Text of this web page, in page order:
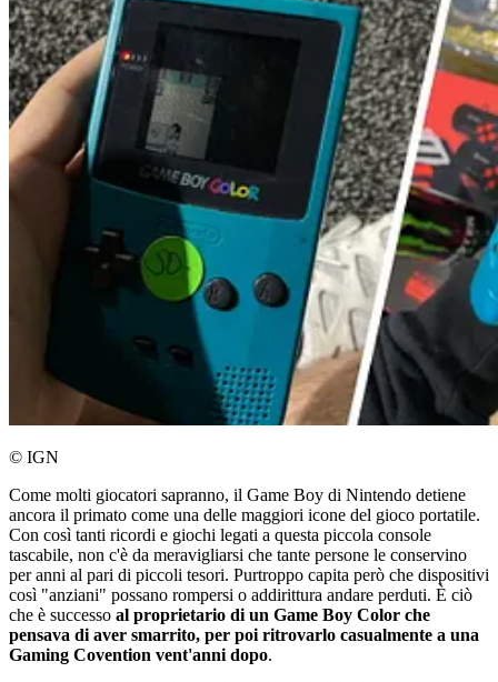
© IGN
Come molti giocatori sapranno, il Game Boy di Nintendo detiene
ancora il primato come una delle maggiori icone del gioco portatile.
Con così tanti ricordi e giochi legati a questa piccola console
tascabile, non c'è da meravigliarsi che tante persone le conservino
per anni al pari di piccoli tesori. Purtroppo capita però che dispositivi
così "anziani" possano rompersi o addirittura andare perduti. È ciò
che è successo al proprietario di un Game Boy Color che
pensava di aver smarrito, per poi ritrovarlo casualmente a una
Gaming Covention vent'anni dopo.